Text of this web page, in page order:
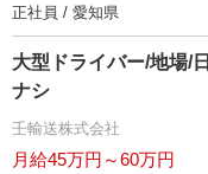
正社員 / 愛知県
大型ドライバー/地場/
ナシ
壬輸送株式会社
月給45万円～60万円